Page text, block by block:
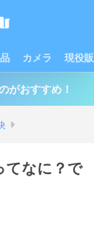
カメラ 現役
がおすすめ！
てなに？で